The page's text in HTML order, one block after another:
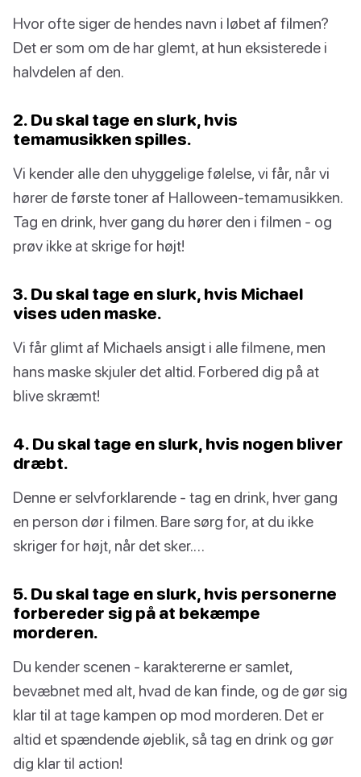
Hvor ofte siger de hendes navn i løbet af filmen?
Det er som om de har glemt, at hun eksisterede i
halvdelen af den.
2. Du skal tage en slurk, hvis
temamusikken spilles.
Vi kender alle den uhyggelige følelse, vi får, når vi
hører de første toner af Halloween-temamusikken.
Tag en drink, hver gang du hører den i filmen - og
prøv ikke at skrige for højt!
3. Du skal tage en slurk, hvis Michael
vises uden maske.
Vi får glimt af Michaels ansigt i alle filmene, men
hans maske skjuler det altid. Forbered dig på at
blive skræmt!
4. Du skal tage en slurk, hvis nogen bliver
dræbt.
Denne er selvforklarende - tag en drink, hver gang
en person dør i filmen. Bare sørg for, at du ikke
skriger for højt, når det sker.…
5. Du skal tage en slurk, hvis personerne
forbereder sig på at bekæmpe
morderen.
Du kender scenen - karaktererne er samlet,
bevæbnet med alt, hvad de kan finde, og de gør sig
klar til at tage kampen op mod morderen. Det er
altid et spændende øjeblik, så tag en drink og gør
dig klar til action!